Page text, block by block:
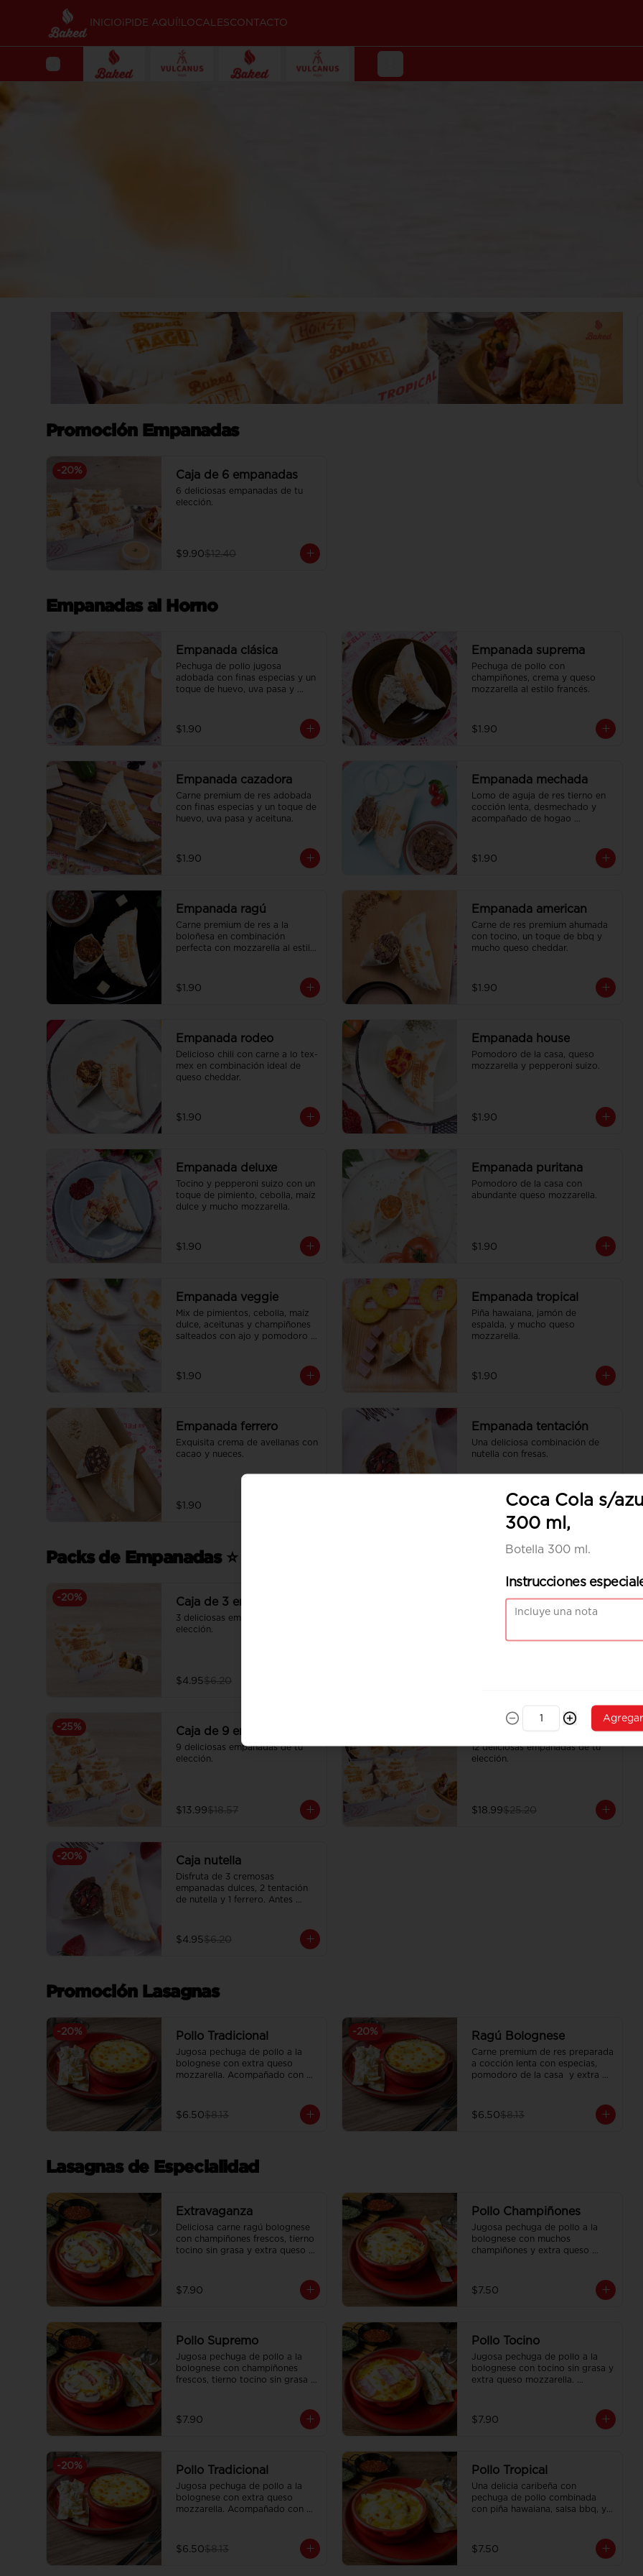
INICIO¡PIDE AQUÍ! LOCALESCONTACTO
Promoción Empanadas
-20% Caja de 6 empanadas
6 deliciosas empanadas de tu
elección.
$9.90$12.40
Empanadas al Horno
Empanada clásica
Pechuga de pollo jugosa
adobada con finas especias y un
toque de huevo, uva pasa y
$1.90
Empanada suprema
Pechuga de pollo con
champiñones, crema y queso
mozzarella al estilo francés.
$1.90
Empanada cazadora
Carne premium de res adobada
con finas especias y un toque de
huevo, uva pasa y aceituna.
$1.90
Empanada mechada
Lomo de aguja de res tierno en
cocción lenta, desmechado y
acompañado de hogao
$1.90
Empanada ragú
Carne premium de res a la
boloñesa en combinación
perfecta con mozzarella al estilo
$1.90
Empanada american
Carne de res premium ahumada
con tocino, un toque de bbq y
mucho queso cheddar.
$1.90
Empanada rodeo
Delicioso chili con carne a lo tex-
mex en combinación ideal de
queso cheddar.
$1.90
Empanada house
Pomodoro de la casa, queso
mozzarella y pepperoni suizo.
$1.90
Empanada deluxe
Tocino y pepperoni suizo con un
toque de pimiento, cebolla, maíz
dulce y mucho mozzarella.
$1.90
Empanada puritana
Pomodoro de la casa con
abundante queso mozzarella.
$1.90
Empanada veggie
Mix de pimientos, cebolla, maíz
dulce, aceitunas y champiñones
salteados con ajo y pomodoro
$1.90
Empanada tropical
Piña hawaiana, jamón de
espalda, y mucho queso
mozzarella.
$1.90
Empanada ferrero
Exquisita crema de avellanas con
cacao y nueces.
$1.90
Empanada tentación
Una deliciosa combinación de
nutella con fresas.
Packs de Empanadas ⭐
-20% Caja de 3 empanadas
3 deliciosas empanadas de tu
elección.
$4.95$6.20
Caja de 6 empanadas
6 deliciosas empanadas de tu
-25% Caja de 9 empanadas
9 deliciosas empanadas de tu
elección.
$13.99$18.57
Caja de 12 empanadas
12 deliciosas empanadas de tu
elección.
$18.99$25.20
-20% Caja nutella
Disfruta de 3 cremosas
empanadas dulces, 2 tentación
de nutella y 1 ferrero. Antes
$4.95$6.20
Promoción Lasagnas
-20% Pollo Tradicional
Jugosa pechuga de pollo a la
bolognese con extra queso
mozzarella. Acompañado con
$6.50$8.13
-20% Ragú Bolognese
Carne premium de res preparada
a cocción lenta con especias,
pomodoro de la casa  y extra
horneado.
$6.50$8.13
Lasagnas de Especialidad
Extravaganza
Deliciosa carne ragú bolognese
con champiñones frescos, tierno
tocino sin grasa y extra queso
$7.90
Pollo Champiñones
Jugosa pechuga de pollo a la
bolognese con muchos
champiñones y extra queso
$7.50
Pollo Supremo
Jugosa pechuga de pollo a la
bolognese con champiñones
frescos, tierno tocino sin grasa y
recién horneado.
$7.90
Pollo Tocino
Jugosa pechuga de pollo a la
bolognese con tocino sin grasa y
extra queso mozzarella.
$7.90
-20% Pollo Tradicional
Jugosa pechuga de pollo a la
bolognese con extra queso
mozzarella. Acompañado con
$6.50$8.13
Pollo Tropical
Una delicia caribeña con
pechuga de pollo combinada
con piña hawaiana, salsa bbq, y
recién horneado.
$7.50
Coca Cola s/
300 ml,
Botella 300 ml.
Instrucciones
Agregar